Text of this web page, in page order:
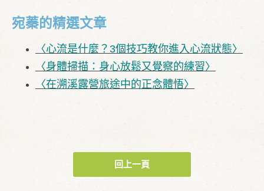
宛蓁的精選文章
​〈心流是什麼？3個技巧教你進入心流狀態〉
〈身體掃描：身心放鬆又覺察的練習〉
〈在溯溪露營旅途中的正念體悟〉
回上一頁